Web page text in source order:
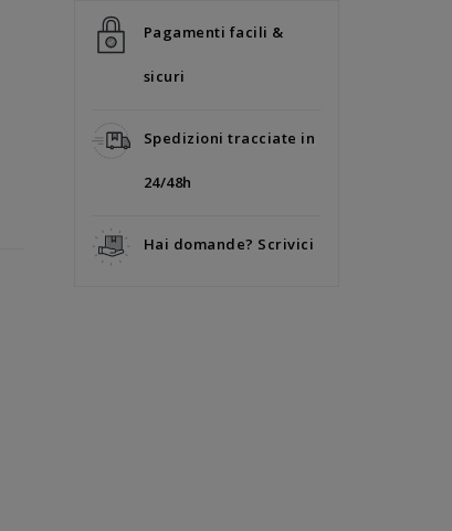
Pagamenti facili &
sicuri
Spedizioni tracciate in
24/48h
Hai domande? Scrivici